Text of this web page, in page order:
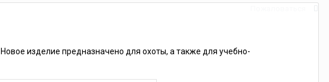
. Новое изделие предназначено для охоты, а также для учебно-